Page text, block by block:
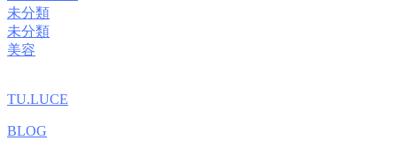
未分類
未分類
美容
TU.LUCE
BLOG